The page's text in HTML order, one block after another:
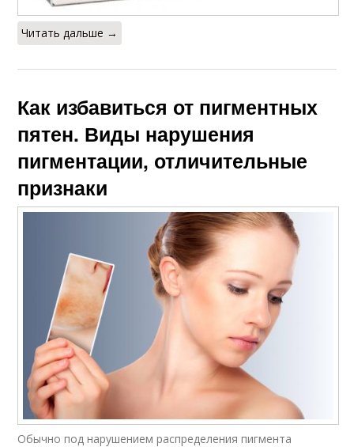
Читать дальше →
Как избавиться от пигментных
пятен. Виды нарушения
пигментации, отличительные
признаки
Обычно под нарушением распределения пигмента